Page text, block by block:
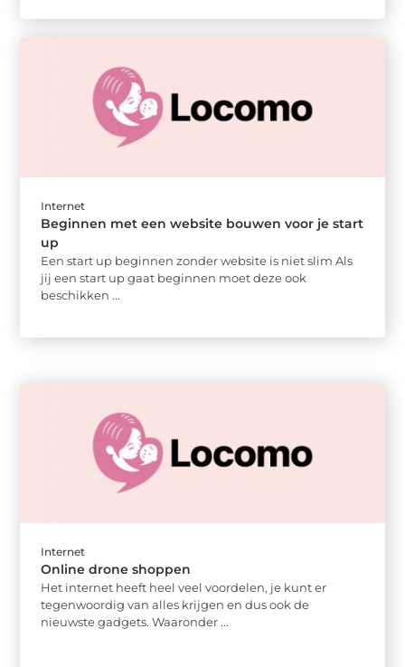
Internet
Beginnen met een website bouwen voor je start
up
Een start up beginnen zonder website is niet slim Als
jij een start up gaat beginnen moet deze ook
beschikken ...
Internet
Online drone shoppen
Het internet heeft heel veel voordelen, je kunt er
tegenwoordig van alles krijgen en dus ook de
nieuwste gadgets. Waaronder ...